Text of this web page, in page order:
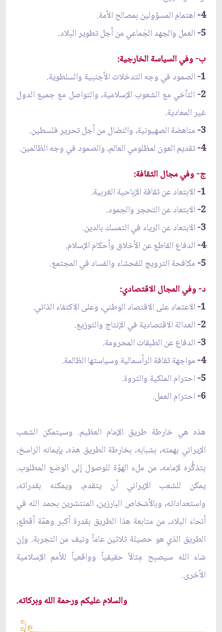
4- اهتمام المسؤولين بمصالح الأمة.
5- العمل والجهد الجَماعي من أجل تطوير البلاد.
ب- وفي السياسة الخارجية:
1- الصمود في وجه التدخلات الأجنبية والسلطوية.
2- التآخي مع الشعوب الإسلامية، والتواصل مع جميع الدول
غير المعادية.
3- مناهضة الصهيونية، والنضال من أجل تحرير فلسطين.
4- تقديم العون لمظلومي العالم، والصمود في وجه الظالمين.
ج- وفي مجال الثقافة:
1- الابتعاد عن ثقافة الإباحية الغربية.
2- الابتعاد عن التحجر والجمود.
3- الابتعاد عن الرياء في التمسك بالدين.
4- الدفاع القاطع عن الأخلاق وأحكام الإسلام.
5- مكافحة الترويج للفحشاء والفساد في المجتمع.
د- وفي المجال الاقتصادي:
1- الاعتماد على الاقتصاد الوطني، وعلى الاكتفاء الذاتي.
2- العدالة الاقتصادية في الإنتاج والتوزيع.
3- الدفاع عن الطبقات المحرومة.
4- مواجهة ثقافة الرأسمالية وسياستها الظالمة.
5- احترام الملكية والثروة.
6- احترام العمل.
هذه هي خارطة طريق الإمام العظيم. وسيتمكن الشعب
الإيراني بهمته، بشبابه، بخارطة الطريق هذه، بإيمانه الراسخ،
بتذكُّره لإمامه، من ملء الهوّة للوصول إلى الوضع المطلوب.
يمكن للشعب الإيراني أن يتقدم، ويمكنه بقدراته،
واستعداداته، وبالأشخاص البارزين، المنتشرين بحمد الله في
أنحاء البلاد، من متابعة هذا الطريق بقدرة أكبر وهمّة أقطع،
الطريق الذي هو حصيلة ثلاثين عاماً ونيف من التجربة. وإن
شاء الله سيصبح مِثالاً حقيقياً وواقعياً للأمم الإسلامية
الأخرى.
والسلام عليكم ورحمة الله وبركاته.